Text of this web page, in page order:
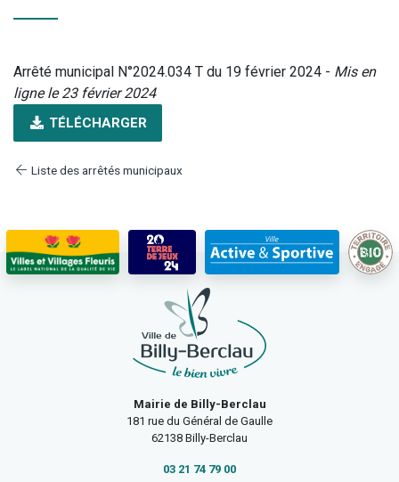
Arrêté municipal N°2024.034 T du 19 février 2024 - Mis en
ligne le 23 février 2024
TÉLÉCHARGER
Liste des arrêtés municipaux
Mairie de Billy-Berclau
181 rue du Général de Gaulle
62138 Billy-Berclau
03 21 74 79 00